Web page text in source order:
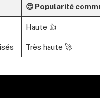
😍 Popularité
Haute 👍
Très haute 🚀